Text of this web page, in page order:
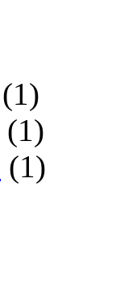
(1)
(1)
(1)